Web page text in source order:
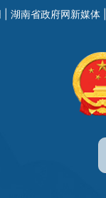
湖南省政府网新媒体